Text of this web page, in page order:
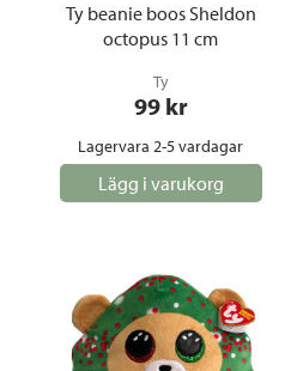
Ty beanie boos Sheldon
octopus 11 cm
Ty
99 kr
Lagervara 2-5 vardagar
Lägg i varukorg